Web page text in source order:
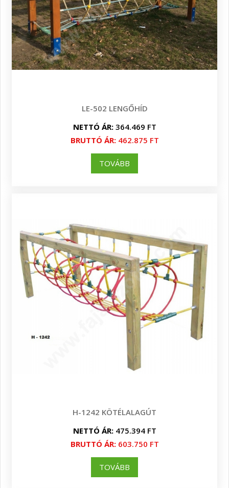
LE-502 LENGŐHÍD
NETTÓ ÁR:364.469 FT
BRUTTÓ ÁR:462.875 FT
TOVÁBB
H-1242 KÖTÉLALAGÚT
NETTÓ ÁR:475.394 FT
BRUTTÓ ÁR:603.750 FT
TOVÁBB